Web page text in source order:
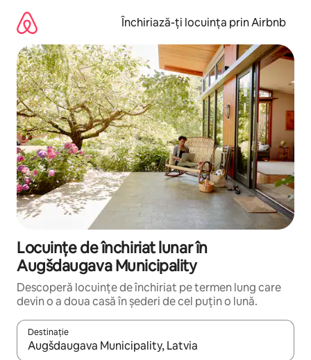
mergi
conținut
Închiriază-ți locuința prin Airbnb
Locuințe de închiriat lunar în
Augšdaugava Municipality
Descoperă locuințe de închiriat pe termen lung care
devin o a doua casă în șederi de cel puțin o lună.
Destinație
Când se încarcă rezultatele, navighează folosind tastele